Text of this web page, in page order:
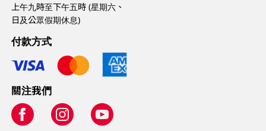
上午九時至下午五時 (星期六、
日及公眾假期休息)
付款方式
關注我們